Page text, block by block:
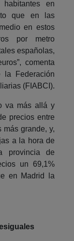
en
que en las
en estos
por metro
españolas,
comenta
Federación
(FIABCI).
va más allá y
precios entre
grande, y,
a la hora de
provincia de
un 69,1%
en Madrid la